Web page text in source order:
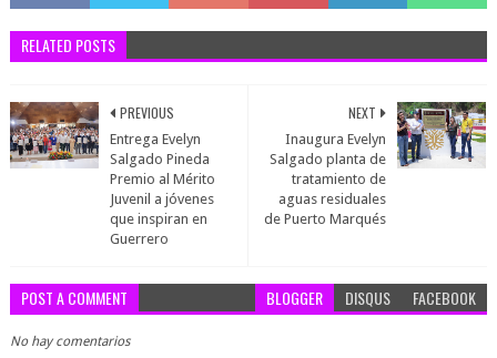
RELATED POSTS
NEXT
Inaugura Evelyn
Salgado planta de
tratamiento de
aguas residuales
de Puerto Marqués
PREVIOUS
Entrega Evelyn
Salgado Pineda
Premio al Mérito
Juvenil a jóvenes
que inspiran en
Guerrero
POST A COMMENT BLOGGER DISQUS FACEBOOK
No hay comentarios